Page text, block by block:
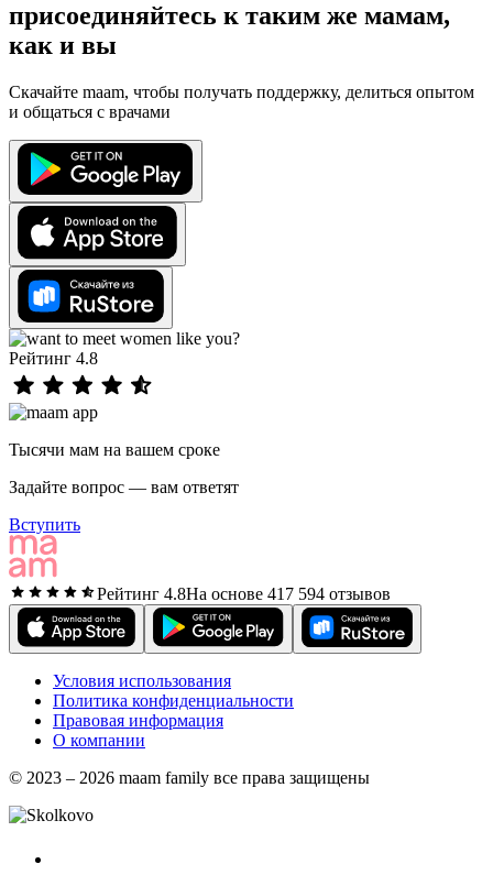
присоединяйтесь к таким же мамам,
как и вы
Скачайте maam, чтобы получать поддержку, делиться опытом
и общаться с врачами
Рейтинг 4.8
Тысячи мам на вашем сроке
Задайте вопрос — вам ответят
Вступить
Рейтинг 4.8На основе 417 594 отзывов
Условия использования
Политика конфиденциальности
Правовая информация
О компании
© 2023 – 2026 maam family все права защищены